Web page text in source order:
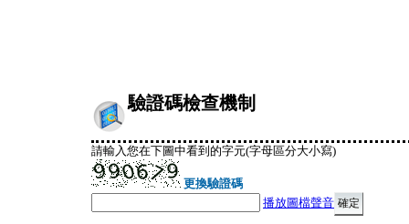
驗證碼檢查機制
請輸入您在下圖中看到的字元(字母區分大小寫)
更換驗證碼
播放圖檔聲音